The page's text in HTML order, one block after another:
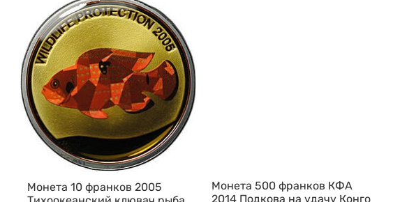
Монета 10 франков 2005
Монета 500 франков КФА
2014 Подкова на удачу Конго